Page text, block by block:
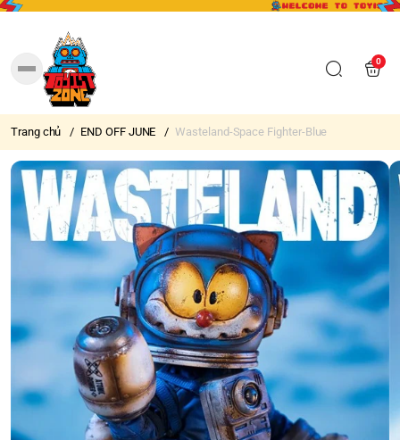
0
Trang chủ / END OFF JUNE / Wasteland-Space Fighter-Blue